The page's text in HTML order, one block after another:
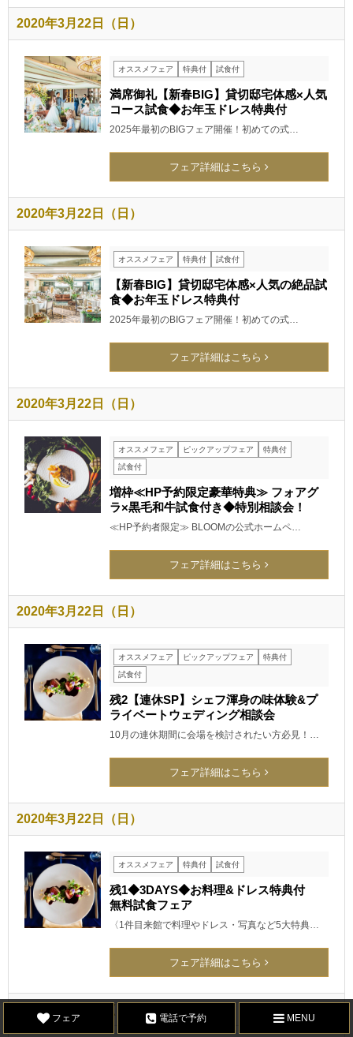
2020年3月22日（日）
オススメフェア 特典付 試食付
満席御礼【新春BIG】貸切邸宅体感×人気
コース試食◆お年玉ドレス特典付
2025年最初のBIGフェア開催！初めての式…
フェア詳細はこちら
2020年3月22日（日）
オススメフェア 特典付 試食付
【新春BIG】貸切邸宅体感×人気の絶品試
食◆お年玉ドレス特典付
2025年最初のBIGフェア開催！初めての式…
フェア詳細はこちら
2020年3月22日（日）
オススメフェア ピックアップフェア
特典付
試食付
増枠≪HP予約限定豪華特典≫ フォアグ
ラ×黒毛和牛試食付き◆特別相談会！
≪HP予約者限定≫ BLOOMの公式ホームペ…
フェア詳細はこちら
2020年3月22日（日）
オススメフェア ピックアップフェア
特典付
試食付
残2【連休SP】シェフ渾身の味体験&プ
ライベートウェディング相談会
10月の連休期間に会場を検討されたい方必見！…
フェア詳細はこちら
2020年3月22日（日）
オススメフェア 特典付 試食付
残1◆3DAYS◆お料理&ドレス特典付
無料試食フェア
〈1件目来館で料理やドレス・写真など5大特典…
フェア詳細はこちら
2020年3月22日（日）
フェア 電話で予約 MENU